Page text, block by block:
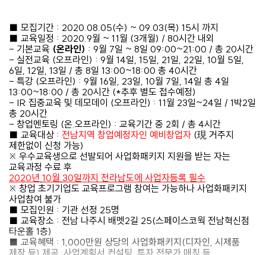
■ 모집기간 : 2020.08.05(수) ~ 09.03(목) 15시 까지
■ 교육일정 : 2020.9월 ~ 11월 (3개월) / 80시간 내외
- 기본교육 (온라인) : 9월 7일 ~ 8일 09:00~21:00 / 총 20시간
- 실전교육 (오프라인) : 9월 14일, 15일, 21일, 22일, 10월 5일,
6일, 12일, 13일 / 총 8일 13:00~18:00 총 40시간
- 특강 (오프라인) : 9월 16일, 23일, 10월 7일, 14일 총 4일
13:00~18:00 / 총 20시간 (*추후 별도 접수예정)
- IR 집중교육 및 데모데이 (오프라인) : 11월 23일~24일 / 1박2일
총 20시간
- 창업멘토링 (온.오프라인) : 교육기간 중 2회 / 총 4시간
■ 교육대상 : 전남지역 창업예정자인 예비창업자 (現 거주지
제한없이 신청 가능)
※ 우수교육생으로 선발되어 사업화패키지 지원을 받는 자는
교육과정 수료 후
2020년 10월 30일까지 전라남도에 사업자등록 필수
※ 창업 초기기업도 교육프로그램 참여는 가능하나 사업화패키지
사업참여 불가
■ 모집인원 : 기관 선정 25명
■ 교육장소 : 전남 나주시 배멧2길 25(스페이스코웍 전남혁신점
타운홀 1층)
■ 교육혜택 : 1,000만원 상당의 사업화패키지(디자인, 시제품